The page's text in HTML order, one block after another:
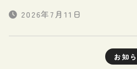
2026年7月11日
お知